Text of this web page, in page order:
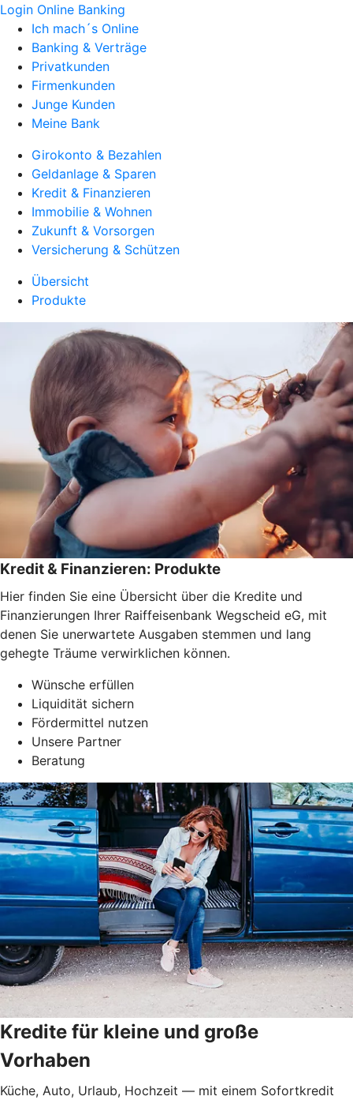
Login Online Banking
Ich mach´s Online
Banking & Verträge
Privatkunden
Firmenkunden
Junge Kunden
Meine Bank
Girokonto & Bezahlen
Geldanlage & Sparen
Kredit & Finanzieren
Immobilie & Wohnen
Zukunft & Vorsorgen
Versicherung & Schützen
Übersicht
Produkte
Kredit & Finanzieren: Produkte
Hier finden Sie eine Übersicht über die Kredite und
Finanzierungen Ihrer Raiffeisenbank Wegscheid eG, mit
denen Sie unerwartete Ausgaben stemmen und lang
gehegte Träume verwirklichen können.
Wünsche erfüllen
Liquidität sichern
Fördermittel nutzen
Unsere Partner
Beratung
Kredite für kleine und große
Vorhaben
Küche, Auto, Urlaub, Hochzeit — mit einem Sofortkredit